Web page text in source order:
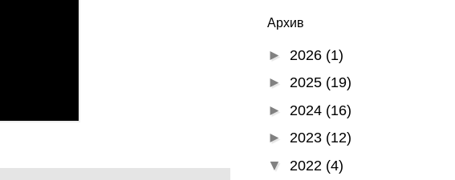
Архив
► 2026 (1)
► 2025 (19)
► 2024 (16)
► 2023 (12)
▼ 2022 (4)